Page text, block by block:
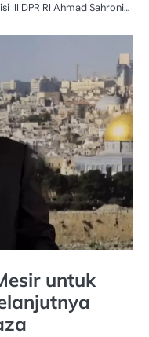
III DPR RI Ahmad Sahroni…
untuk